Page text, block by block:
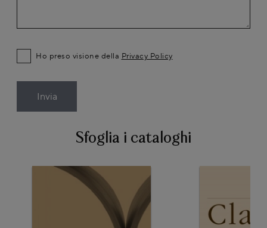
Sfoglia i cataloghi
Ho preso visione della Privacy Policy
Invia